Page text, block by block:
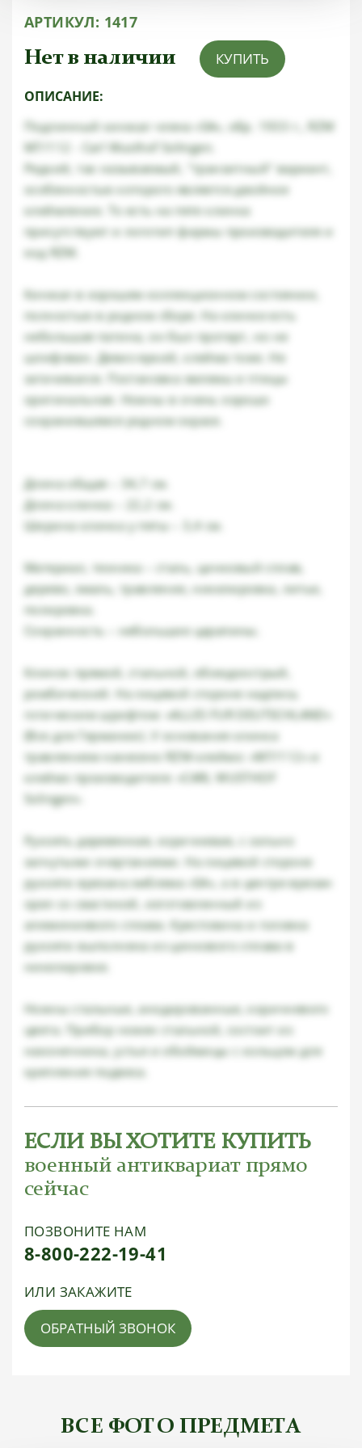
АРТИКУЛ: 1417
Нет в наличии КУПИТЬ
ОПИСАНИЕ:
Подлинный кинжал члена «SA», обр. 1933 г., RZM
M7/112 - Carl Wusthof Solingen.
Редкий, так называемый, "транзитный" вариант,
особенностью которого является двойное
клеймление. То есть на пяте клинка
присутствуют и логотип фирмы производителя и
код RZM.
Кинжал в хорошем коллекционном состоянии,
полностью в родном сборе. На клинке есть
небольшая патина, он был протерт, но не
шлифован. Девиз яркий, клейма тоже. Не
затачивался. Постановка эмлемы и птицы
оригинальная. Ножны в очень хорошо
сохранившемся родном окрасе.
Длина общая – 34,7 см.
Длина клинка – 22,2 см.
Ширина клинка у пяты – 3,4 см.
Материал, техника – сталь, цинковый сплав,
дерево, эмаль, травление, никелировка, литье,
полировка.
Сохранность – небольшие царапины.
Клинок прямой, стальной, обоюдоострый,
ромбический. На лицевой стороне надпись
готическим шрифтом: «ALLES FUR DEUTSCHLAND»
(Все для Германии). У основания клинка
травлением нанесено RZM-клеймо: «M7/112» и
клеймо производителя: «CARL WUSTHOF
Solingen».
Рукоять деревянная, коричневая, с сильно
загнутыми очертаниями. На лицевой стороне
рукояти врезана эмблема «SA», а в центре врезан
орел со свастикой, изготовленный из
алюминиевого сплава. Крестовина и головка
рукояти выполнена из цинкового сплава в
никелировке.
Ножны стальные, анодированные, коричневого
цвета. Прибор ножен стальной, состоит из
наконечника, устья и обоймицы с кольцом для
крепления подвеса.
ЕСЛИ ВЫ ХОТИТЕ КУПИТЬ
военный антиквариат прямо
сейчас
ПОЗВОНИТЕ НАМ
8-800-222-19-41
ИЛИ ЗАКАЖИТЕ
ОБРАТНЫЙ ЗВОНОК
ВСЕ ФОТО ПРЕДМЕТА